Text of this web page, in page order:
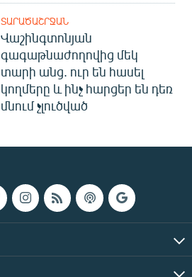
ՏԱՐԱԾԱՇՐՋԱՆ
Վաշինգտոնյան
գագաթնաժողովից մեկ
տարի անց. ուր են հասել
կողմերը և ինչ հարցեր են դեռ
մնում չլուծված